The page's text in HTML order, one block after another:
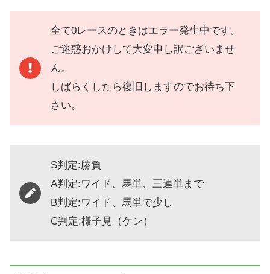
全て0レースのときはエラー発生中です。
ご迷惑おかけして大変申し訳ございませ
ん。
しばらくしたら復旧しますのでお待ち下
さい。
S判定:勝負
A判定:ワイド、馬単、三連単まで
B判定:ワイド、馬単で少し
C判定:様子見（ケン）